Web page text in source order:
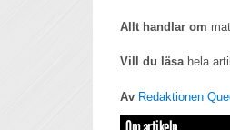
Allt handlar om
Vill du läsahela
Av Redaktionen